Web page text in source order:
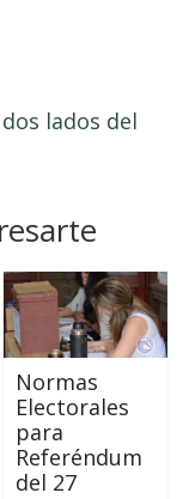
lados del
Normas
Electorales
para
Referéndum
del 27